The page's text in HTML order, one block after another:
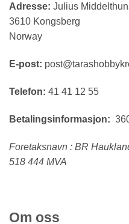
Adresse: Julius
3610 Kongsberg
Norway
E-post:
Telefon: 41 41 12 55
Betalingsinformasjon:
Foretaksnavn : BR
518 444 MVA
Om oss